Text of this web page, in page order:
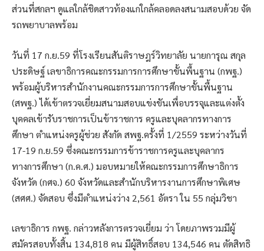
ส่วนที่สกลฯ ดูแลใกล้ชิดสาวท้องแก่ใกล้คลอดลงสนามสอบด้วย จัด
รถพยาบาลพร้อม
วันที่ 17 ก.ย.59 ที่โรงเรียนสันติราษฎร์วิทยาลัย นายการุณ สกุล
ประดิษฐ์ เลขาธิการคณะกรรมการการศึกษาขั้นพื้นฐาน (กพฐ.)
พร้อมผู้บริหารสำนักงานคณะกรรมการการศึกษาขั้นพื้นฐาน
(สพฐ.) ได้เข้าตรวจเยี่ยมสนามสอบแข่งขันเพื่อบรรจุและแต่งตั้ง
บุคคลเข้ารับราชการเป็นข้าราชการ ครูและบุคลากรทางการ
ศึกษา ตำแหน่งครูผู้ช่วย สังกัด สพฐ.ครั้งที่ 1/2559 ระหว่างวันที่
17-19 ก.ย.59 ซึ่งคณะกรรมการข้าราชการครูและบุคลากร
ทางการศึกษา (ก.ค.ศ.) มอบหมายให้คณะกรรมการศึกษาธิการ
จังหวัด (กศจ.) 60 จังหวัดและสำนักบริหารงานการศึกษาพิเศษ
(สศศ.) จัดสอบ ซึ่งมีตำแหน่งว่าง 2,561 อัตรา ใน 55 กลุ่มวิชา
เลขาธิการ กพฐ. กล่าวหลังการตรวจเยี่ยม ว่า โดยภาพรวมมีผู้
สมัครสอบทั้งสิ้น 134,818 คน มีผู้สิทธิ์สอบ 134,546 คน ตัดสิทธิ